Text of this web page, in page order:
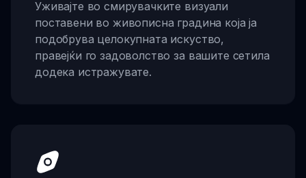
Уживајте во смирувачките визуали
поставени во живописна градина која ја
подобрува целокупната искуство,
правејќи го задоволство за вашите сетила
додека истражувате.